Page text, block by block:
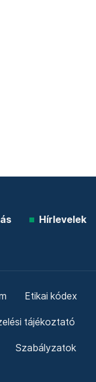
Hírlevelek
Etikai kódex
tájékoztató
Szabályzatok